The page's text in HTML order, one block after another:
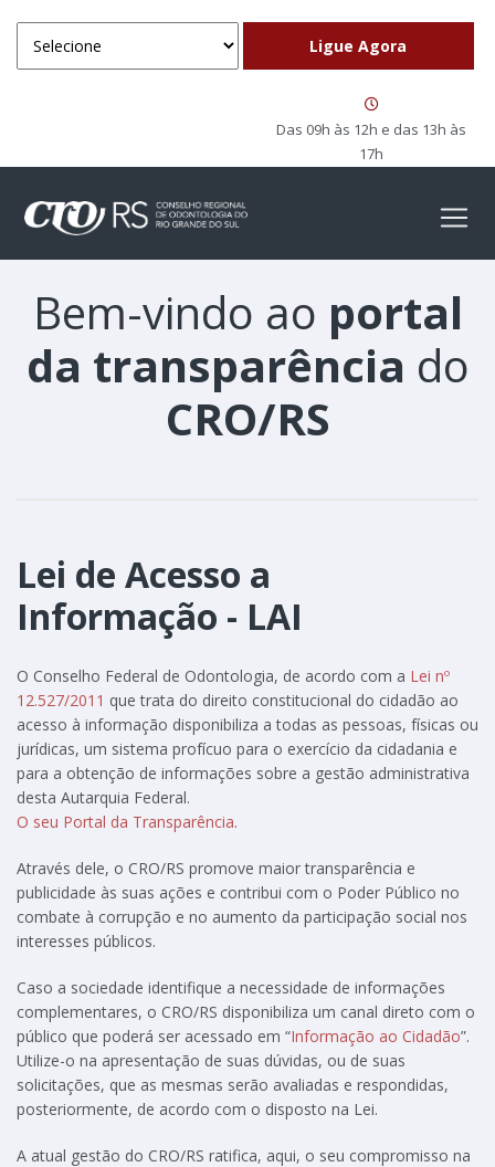
Das 09h às 12h e das 13h às
17h
Bem-vindo ao portal
da transparência do
CRO/RS
Lei de Acesso a
Informação - LAI
O Conselho Federal de Odontologia, de acordo com a Lei nº
12.527/2011 que trata do direito constitucional do cidadão ao
acesso à informação disponibiliza a todas as pessoas, físicas ou
jurídicas, um sistema profícuo para o exercício da cidadania e
para a obtenção de informações sobre a gestão administrativa
desta Autarquia Federal.
O seu Portal da Transparência.
Através dele, o CRO/RS promove maior transparência e
publicidade às suas ações e contribui com o Poder Público no
combate à corrupção e no aumento da participação social nos
interesses públicos.
Caso a sociedade identifique a necessidade de informações
complementares, o CRO/RS disponibiliza um canal direto com o
público que poderá ser acessado em “Informação ao Cidadão”.
Utilize-o na apresentação de suas dúvidas, ou de suas
solicitações, que as mesmas serão avaliadas e respondidas,
posteriormente, de acordo com o disposto na Lei.
A atual gestão do CRO/RS ratifica, aqui, o seu compromisso na